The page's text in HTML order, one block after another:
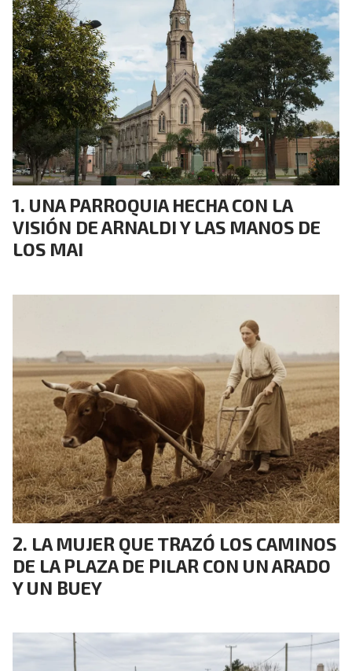
UNA PARROQUIA HECHA CON LA
VISIÓN DE ARNALDI Y LAS MANOS DE
LOS MAI
LA MUJER QUE TRAZÓ LOS CAMINOS
DE LA PLAZA DE PILAR CON UN ARADO
Y UN BUEY